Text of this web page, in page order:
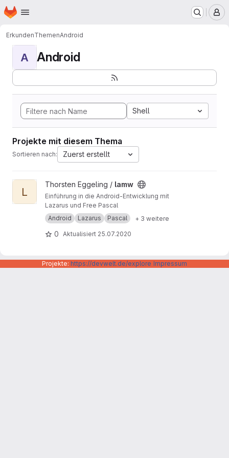
Zum Hauptinhalt springen
Startseite
ErkundenThemenAndroid
A Android
Shell
Projekte mit diesem Thema
Sortieren nach: Zuerst erstellt
Projekt lamw ansehen
L
Thorsten Eggeling / lamw
Einführung in die Android-Entwicklung mit
Lazarus und Free Pascal
Android
Lazarus Pascal + 3 weitere
0 Aktualisiert 25.07.2020
Projekte: https://devwelt.de/explore Impressum